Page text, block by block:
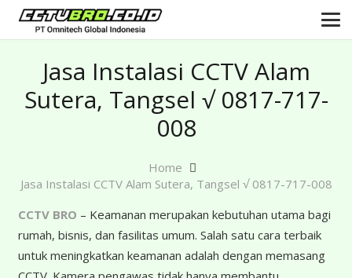
Jasa Instalasi CCTV Alam
Sutera, Tangsel √ 0817-717-
008
Home
Jasa Instalasi CCTV Alam Sutera, Tangsel √ 0817-717-008
CCTV BRO – Keamanan merupakan kebutuhan utama bagi
rumah, bisnis, dan fasilitas umum. Salah satu cara terbaik
untuk meningkatkan keamanan adalah dengan memasang